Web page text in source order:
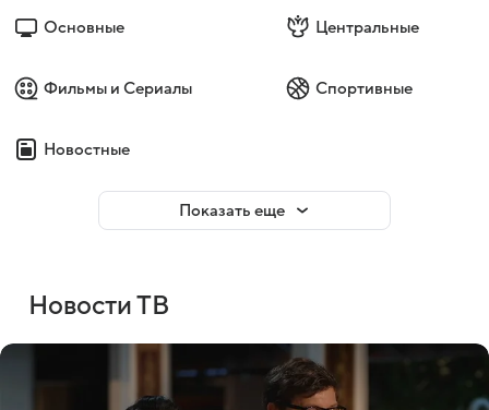
Основные Центральные
Фильмы и Сериалы Спортивные
Новостные
Показать еще
Новости ТВ